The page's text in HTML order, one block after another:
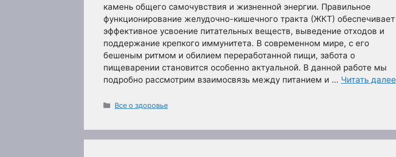
камень общего самочувствия и жизненной энергии. Правильное
функционирование желудочно-кишечного тракта (ЖКТ) обеспечивает
эффективное усвоение питательных веществ, выведение отходов и
поддержание крепкого иммунитета. В современном мире, с его
бешеным ритмом и обилием переработанной пищи, забота о
пищеварении становится особенно актуальной. В данной работе мы
подробно рассмотрим взаимосвязь между питанием и … Читать далее
Рубрики
Все о здоровье